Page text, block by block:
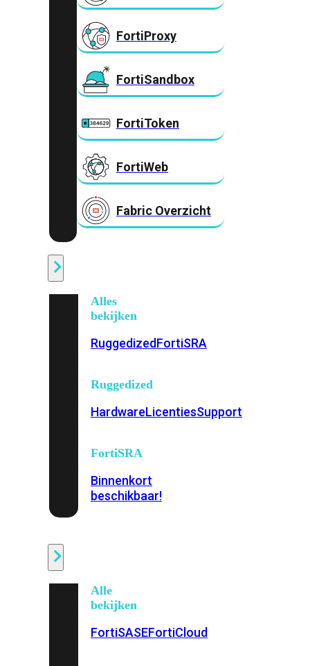
FortiProxy
FortiSandbox
FortiToken
FortiWeb
Fabric Overzicht
Alles
bekijken
RuggedizedFortiSRA
Ruggedized
HardwareLicentiesSupport
FortiSRA
Binnenkort
beschikbaar!
Alle
bekijken
FortiSASEFortiCloud